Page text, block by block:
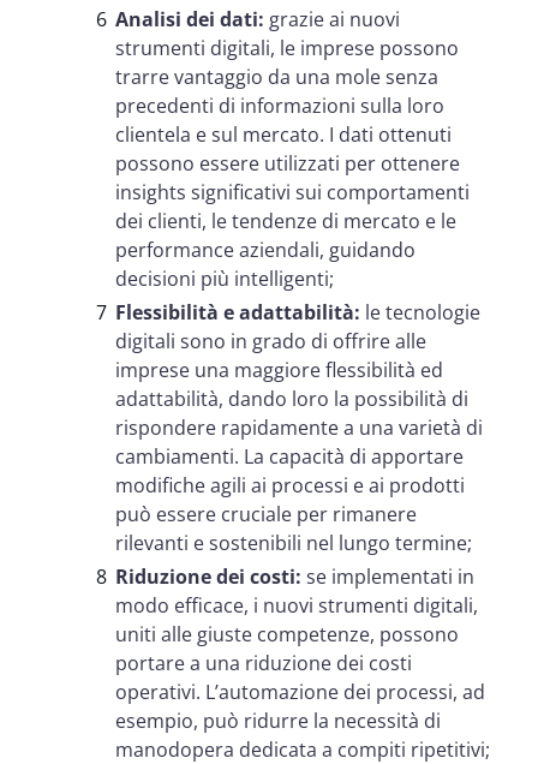
Analisi dei dati: grazie ai nuovi
strumenti digitali, le imprese possono
trarre vantaggio da una mole senza
precedenti di informazioni sulla loro
clientela e sul mercato. I dati ottenuti
possono essere utilizzati per ottenere
insights significativi sui comportamenti
dei clienti, le tendenze di mercato e le
performance aziendali, guidando
decisioni più intelligenti;
Flessibilità e adattabilità: le tecnologie
digitali sono in grado di offrire alle
imprese una maggiore flessibilità ed
adattabilità, dando loro la possibilità di
rispondere rapidamente a una varietà di
cambiamenti. La capacità di apportare
modifiche agili ai processi e ai prodotti
può essere cruciale per rimanere
rilevanti e sostenibili nel lungo termine;
Riduzione dei costi: se implementati in
modo efficace, i nuovi strumenti digitali,
uniti alle giuste competenze, possono
portare a una riduzione dei costi
operativi. L’automazione dei processi, ad
esempio, può ridurre la necessità di
manodopera dedicata a compiti ripetitivi;